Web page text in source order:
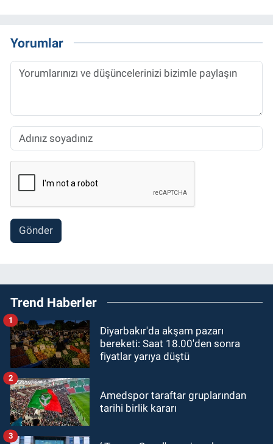
Yorumlar
Gönder
Trend Haberler
Diyarbakır'da akşam pazarı
bereketi: Saat 18.00'den sonra
fiyatlar yarıya düştü
1
Amedspor taraftar gruplarından
tarihi birlik kararı
2
3